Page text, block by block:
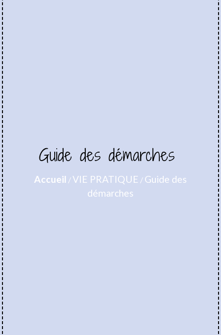
Guide des démarches
Accueil /VIE PRATIQUE / Guide des
démarches